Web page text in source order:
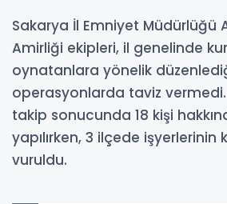
Sakarya İl Emniyet Müdürlüğü
Amirliği ekipleri, il genelinde
oynatanlara yönelik
operasyonlarda taviz vermedi.
takip sonucunda 18 kişi
yapılırken, 3 ilçede işyerlerinin
vuruldu.